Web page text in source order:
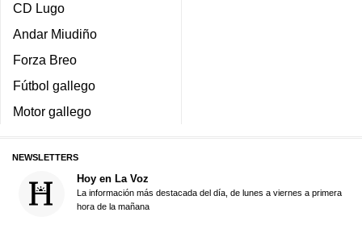
CD Lugo
Andar Miudiño
Forza Breo
Fútbol gallego
Motor gallego
NEWSLETTERS
Hoy en La Voz
La información más destacada del día, de lunes a viernes a primera
hora de la mañana